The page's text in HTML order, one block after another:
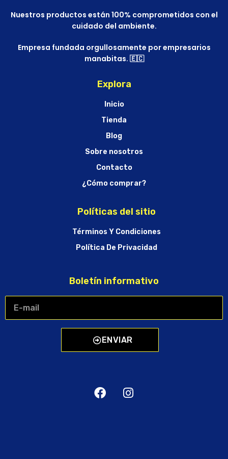
Nuestros productos están 100% comprometidos con el
cuidado del ambiente.
Empresa fundada orgullosamente por empresarios
manabitas. 🇪🇨
Explora
Inicio
Tienda
Blog
Sobre nosotros
Contacto
¿Cómo comprar?
Políticas del sitio
Términos Y Condiciones
Política De Privacidad
Boletín informativo
ENVIAR